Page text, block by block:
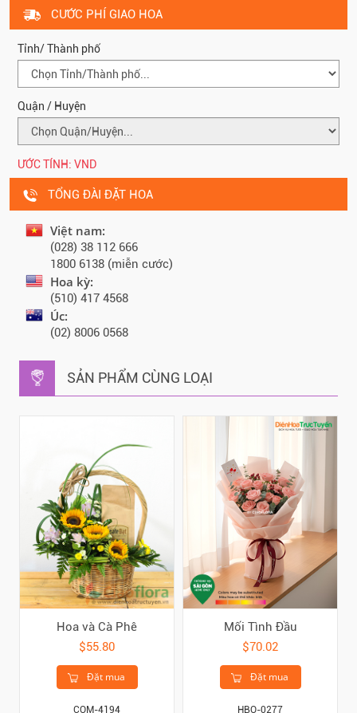
CƯỚC PHÍ GIAO HOA
Tỉnh/ Thành phố
Quận / Huyện
ƯỚC TÍNH: VND
TỔNG ĐÀI ĐẶT HOA
Việt nam:
(028) 38 112 666
1800 6138 (miễn cước)
Hoa kỳ:
(510) 417 4568
Úc:
(02) 8006 0568
SẢN PHẨM CÙNG LOẠI
Hoa và Cà Phê
$55.80
Đặt mua
COM-4194
Mối Tình Đầu
$70.02
Đặt mua
HBO-0277